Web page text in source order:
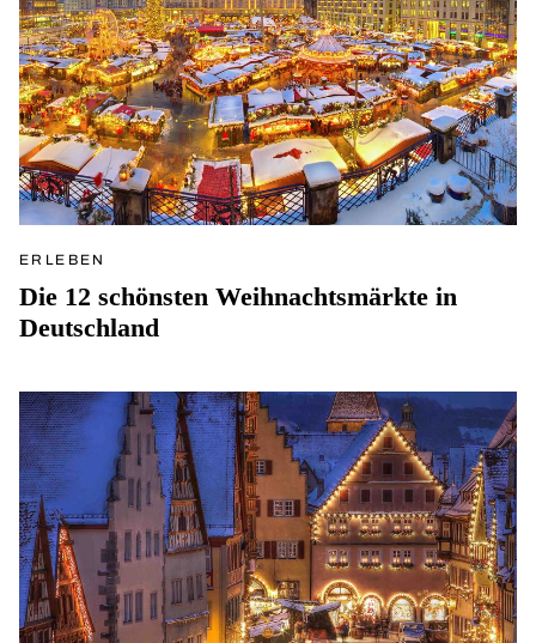
ERLEBEN
Die 12 schönsten Weihnachtsmärkte in
Deutschland